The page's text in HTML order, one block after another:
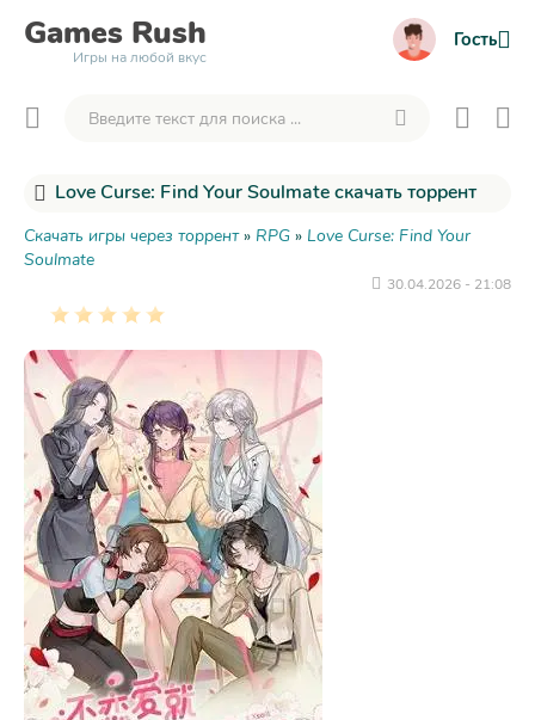
Games Rush
Игры на любой вкус
Гость
Love Curse: Find Your Soulmate скачать торрент
Скачать игры через торрент» RPG » Love Curse: Find Your
Soulmate
30.04.2026 - 21:08